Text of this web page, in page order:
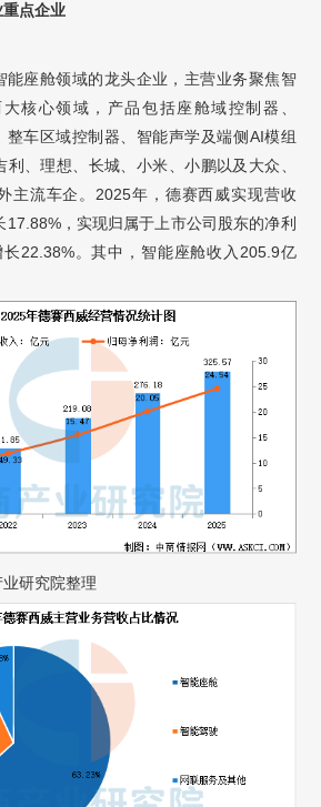
重点企业
能座舱领域的龙头企业，主营业务聚焦智
核心领域，产品包括座舱域控制器、
整车区域控制器、智能声学及端侧AI模组
、理想、长城、小米、小鹏以及大众、
主流车企。2025年，德赛西威实现营收
，实现归属于上市公司股东的净利
22.38%。其中，智能座舱收入205.9亿
研究院整理